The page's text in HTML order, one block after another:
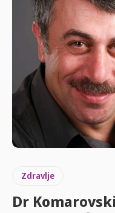
Zdravlje
Dr